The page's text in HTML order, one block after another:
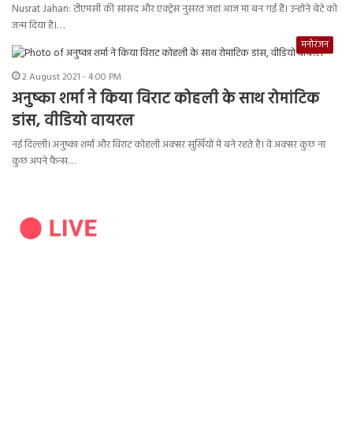
Nusrat Jahan: टीएमसी की सांसद और एक्ट्रेस नुसरत जहां आज मां बन गई हैं। उन्होंने बेटे को
जन्म दिया है।…
मनोरंजन
2 August 2021 - 4:00 PM
अनुष्का शर्मा ने किया विराट कोहली के साथ रोमांटिक
डांस, वीडियो वायरल
नई दिल्ली। अनुष्का शर्मा और विराट कोहली अक्सर सुर्खियों में बने रहते है। वे अक्सर कुछ ना
कुछ अपने फैन्स…